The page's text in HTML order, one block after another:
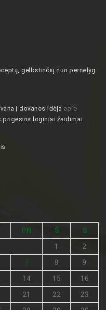
gelbstinčių nuo pernelyg
| dovanos idėja apie
prigesins loginiai žaidimai
PN Š S
1 2
7 8 9
14 15 16
21 22 23